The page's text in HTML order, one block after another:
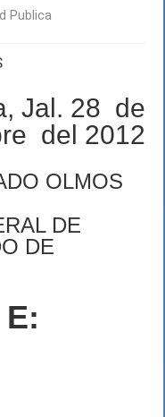
Publica
Jal. 28 de
del 2012
OLMOS
DE
DE